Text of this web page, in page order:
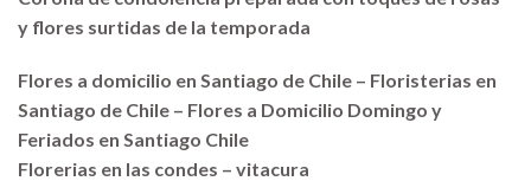
y flores surtidas de la temporada
Flores a domicilio en Santiago de Chile – Floristerias en
Santiago de Chile – Flores a Domicilio Domingo y
Feriados en Santiago Chile
Florerias en las condes – vitacura